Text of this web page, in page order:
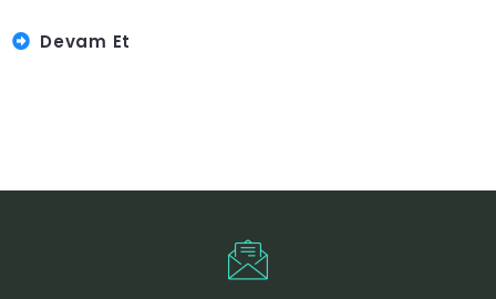
Devam Et